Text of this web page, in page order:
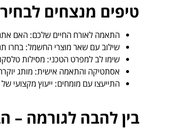
טיפים מנצחים
התאמה לאורח החיים שלכם: האם אתם
שילוב עם שאר מוצרי החשמל: בחרו
שימו לב למפרט הטכני: מסילות
אסתטיקה והתאמה אישית: מותג
התייעצו עם מומחים: ייעוץ מקצועי
בין להבה לגורמה –